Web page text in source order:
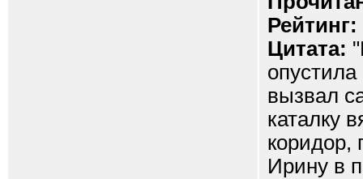
Рейтинг:
Цитата:
вызвал
каталку
коридор,
Ирину в